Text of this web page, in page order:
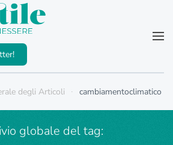
principale
degli Articoli cambiamentoclimatico
globale del tag: